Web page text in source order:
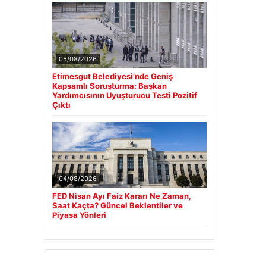
05/08/2026
Etimesgut Belediyesi’nde Geniş
Kapsamlı Soruşturma: Başkan
Yardımcısının Uyuşturucu Testi Pozitif
Çıktı
04/08/2026
FED Nisan Ayı Faiz Kararı Ne Zaman,
Saat Kaçta? Güncel Beklentiler ve
Piyasa Yönleri